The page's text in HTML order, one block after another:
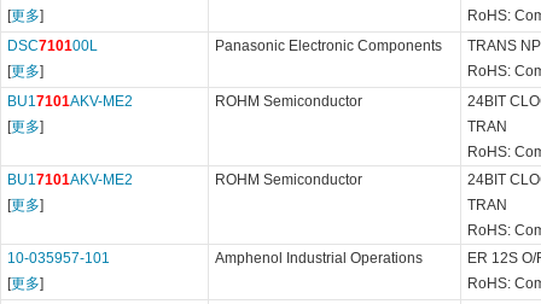
[更多]
RoHS:
DSC710100L
[更多]
Panasonic Electronic Components
TRANS
RoHS:
BU17101AKV-ME2
[更多]
ROHM Semiconductor
24BIT
TRAN
RoHS:
BU17101AKV-ME2
[更多]
ROHM Semiconductor
24BIT
TRAN
RoHS:
10-035957-101
[更多]
Amphenol Industrial Operations
ER 12S O/
RoHS: